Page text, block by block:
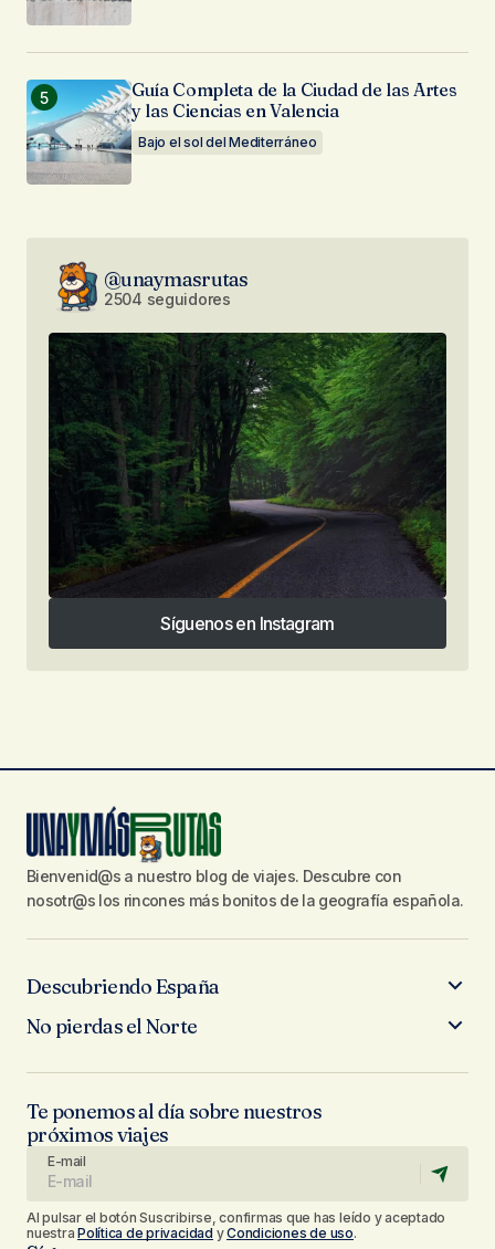
Guía Completa de la Ciudad de las Artes
y las Ciencias en Valencia
Bajo el sol del Mediterráneo
@unaymasrutas
2504 seguidores
Síguenos en Instagram
Síguenos en Instagram
Bienvenid@s a nuestro blog de viajes. Descubre con
nosotr@s los rincones más bonitos de la geografía española.
Descubriendo España
No pierdas el Norte
Te ponemos al día sobre nuestros
próximos viajes
E-mail
Al pulsar el botón Suscribirse, confirmas que has leído y aceptado
nuestraPolítica de privacidad yCondiciones de uso.